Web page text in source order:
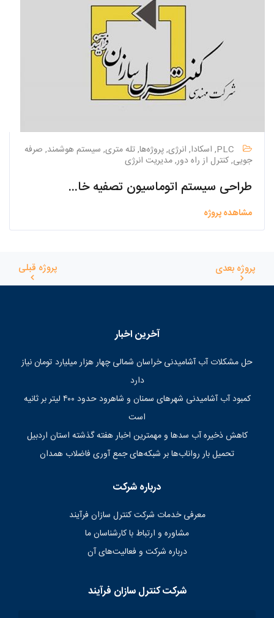
PLC, اسکادا, انرژی, پروژه‌ها, تله متری, سیستم هوشمند, صرفه
جویی, کنترل از راه دور, مدیریت انرژی
طراحی سیستم اتوماسیون تصفیه خانه فاضلاب کازرون
مشاهده پروژه
پروژه قبلی پروژه بعدی
آخرین اخبار
حل مشکلات آب آشامیدنی خراسان شمالی چهار هزار میلیارد تومان نیاز
دارد
کمبود آب آشامیدنی شهرهای سمنان و شاهرود حدود ۴۰۰ لیتر بر ثانیه
است
کاهش ذخیره آب سدها و مهمترین اخبار هفته گذشته استان اردبیل
تحمیل بار رواناب‌ها بر شبکه‌های جمع آوری فاضلاب همدان
درباره شرکت
معرفی خدمات شرکت کنترل سازان فرآیند
مشاوره و ارتباط با کارشناسان ما
درباره شرکت و فعالیت‌های آن
شرکت کنترل سازان فرآیند